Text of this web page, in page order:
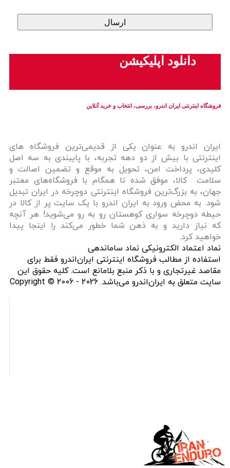
دانلود اپلیکیشن
فروشگاه اینترنتی ایران‌ اندرو، بررسی، انتخاب و خرید آنلاین
ایران‌ اندرو به عنوان یکی از قدیمی‌ترین فروشگاه های
اینترنتی با بیش از دو دهه تجربه، با پایبندی به سه اصل
کلیدی، پرداخت امن، تحویل به موقع و تضمین اصالت و
سلامت کالا، موفق شده تا همگام با فروشگاه‌های معتبر
جهان، به بزرگ‌ترین فروشگاه اینترنتی دوچرخه در ایران تبدیل
شود. به محض ورود به ایران‌ اندرو با یک سایت پر از کالا در
حیطه دوچرخه سواری کوهستان رو به رو می‌شوید! هر آنچه
که نیاز دارید و به ذهن شما خطور می‌کند را اینجا پیدا
خواهید کرد.
نماد اعتماد الکترونیکی نماد ساماندهی
استفاده از مطالب فروشگاه اینترنتی ایران‌اندرو فقط برای
مقاصد غیرتجاری و با ذکر منبع بلامانع است. کلیه حقوق این
سایت متعلق به ایران‌اندرو می‌باشد. Copyright © 2006 - 2026